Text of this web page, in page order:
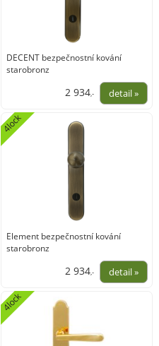
DECENT bezpečnostní kování
starobronz
2 934,-
Element bezpečnostní kování
starobronz
4lock
2 934,-
4lock